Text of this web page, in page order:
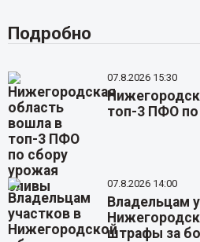
Подробно
07.8.2026 15:30
топ-3 ПФО
07.8.2026 14:00
Владельцам
штрафы за